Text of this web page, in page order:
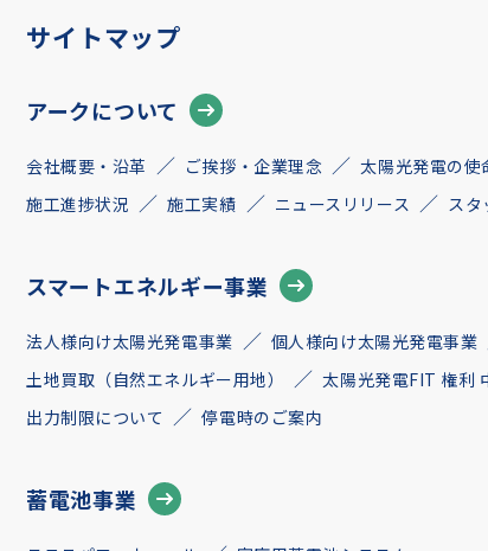
サイトマップ
アークについて
会社概要・沿革 ご挨拶・企業理念 太陽光発電の使
施工進捗状況
施工実績 ニュースリリース スタ
スマートエネルギー事業
法人様向け太陽光発電事業 個人様向け太陽光発電事業
土地買取（自然エネルギー用地）
太陽光発電FIT 権利
出力制限について
停電時のご案内
蓄電池事業